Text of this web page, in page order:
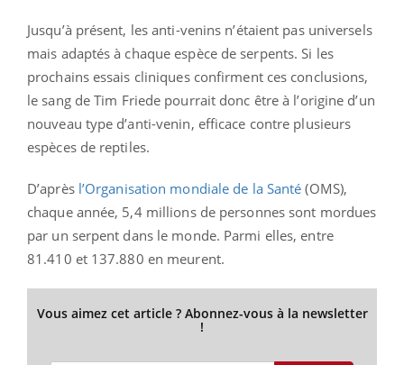
Jusqu’à présent, les anti-venins n’étaient pas universels
mais adaptés à chaque espèce de serpents. Si les
prochains essais cliniques confirment ces conclusions,
le sang de Tim Friede pourrait donc être à l’origine d’un
nouveau type d’anti-venin, efficace contre plusieurs
espèces de reptiles.
D’après l’Organisation mondiale de la Santé (OMS),
chaque année, 5,4 millions de personnes sont mordues
par un serpent dans le monde. Parmi elles, entre
81.410 et 137.880 en meurent.
Vous aimez cet article ? Abonnez-vous à la newsletter
!